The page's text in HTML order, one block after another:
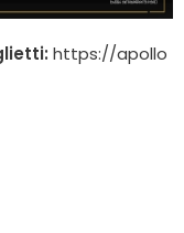
https://apollo